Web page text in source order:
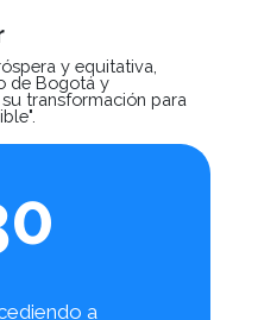
y equitativa,
de Bogotá y
transformación para
a